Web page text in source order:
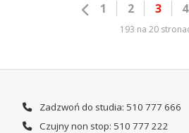
1 2 3 4
193 na 20
Zadzwoń do studia: 510 777 666
Czujny non stop: 510 777 222